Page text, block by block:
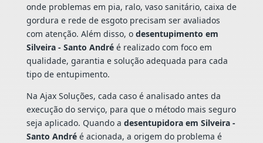
onde problemas em pia, ralo, vaso sanitário, caixa de
gordura e rede de esgoto precisam ser avaliados
com atenção. Além disso, o desentupimento em
Silveira - Santo Andréé realizado com foco em
qualidade, garantia e solução adequada para cada
tipo de entupimento.
Na Ajax Soluções, cada caso é analisado antes da
execução do serviço, para que o método mais seguro
seja aplicado. Quando a desentupidora em Silveira -
Santo Andréé acionada, a origem do problema é